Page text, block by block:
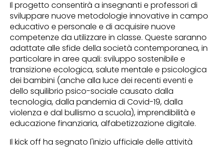
Il progetto consentirà a insegnanti e professori di
sviluppare nuove metodologie innovative in campo
educativo e personale e di acquisire nuove
competenze da utilizzare in classe. Queste saranno
adattate alle sfide della società contemporanea, in
particolare in aree quali: sviluppo sostenibile e
transizione ecologica, salute mentale e psicologica
dei bambini (anche alla luce dei recenti eventi e
dello squilibrio psico-sociale causato dalla
tecnologia, dalla pandemia di Covid-19, dalla
violenza e dal bullismo a scuola), imprendibilità e
educazione finanziaria, alfabetizzazione digitale.
Il kick off ha segnato l'inizio ufficiale delle attività